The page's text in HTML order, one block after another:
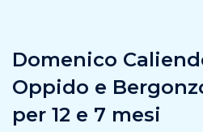
Domenico
Oppido e
per 12 e 7 mesi